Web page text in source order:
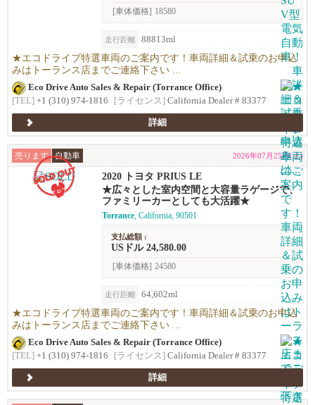
[車体価格] 18580
走行距離 88813ml
★エコドライブ特選車両のご案内です！車両詳細＆試乗のお申込
みはトーランス店までご連絡下さい ...
Eco Drive Auto Sales & Repair (Torrance Office)
[TEL] +1 (310) 974-1816 [ライセンス] California Dealer # 83377
詳細
売ります 自動車 2026年07月25日(土)
2020 トヨタ PRIUS LE
★広々とした室内空間と大容量ラゲージで、
ファミリーカーとしても大活躍★
Torrance, California, 90501
支払総額 :
USドル 24,580.00
[車体価格] 24580
走行距離 64,602ml
★エコドライブ特選車両のご案内です！車両詳細＆試乗のお申込
みはトーランス店までご連絡下さい ...
Eco Drive Auto Sales & Repair (Torrance Office)
[TEL] +1 (310) 974-1816 [ライセンス] California Dealer # 83377
詳細